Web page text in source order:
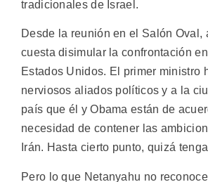
tradicionales de Israel.
Desde la reunión en el Salón Oval,
cuesta disimular la confrontación
Estados Unidos. El primer ministro
nerviosos aliados políticos y a la
país que él y Obama están de
necesidad de contener las
Irán. Hasta cierto punto, quizá
Pero lo que Netanyahu no